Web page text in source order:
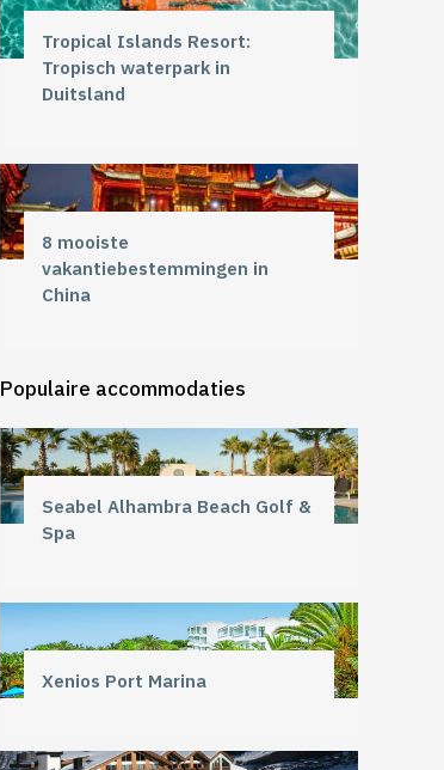
Tropical Islands Resort:
Tropisch waterpark in
Duitsland
8 mooiste
vakantiebestemmingen in
China
Populaire accommodaties
Seabel Alhambra Beach Golf &
Spa
Xenios Port Marina